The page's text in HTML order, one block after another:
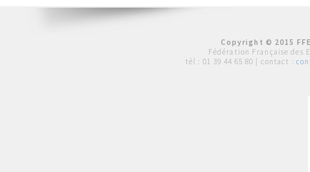
Copyright © 2015
Fédération Française des
tél : 01 39 44 65 80 | contact :